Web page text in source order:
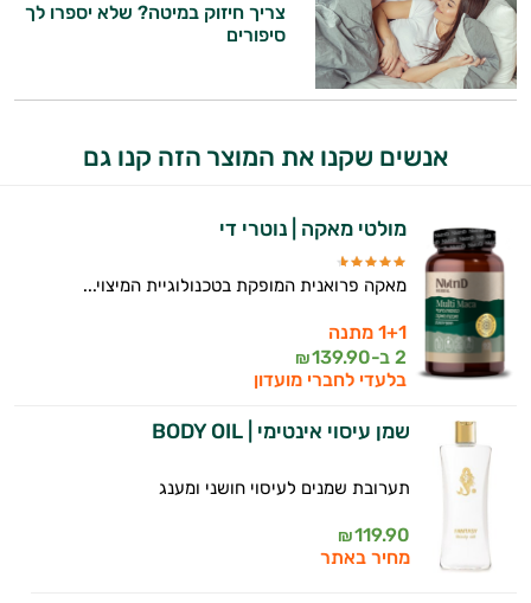
צריך חיזוק במיטה? שלא יספרו לך
סיפורים
אנשים שקנו את המוצר הזה קנו גם
מולטי מאקה | נוטרי די
מאקה פרואנית המופקת בטכנולוגיית המיצוי...
1+1 מתנה
2 ב-
139.90
₪
בלעדי לחברי מועדון
שמן עיסוי אינטימי | BODY OIL
תערובת שמנים לעיסוי חושני ומענג
119.90
₪
מחיר באתר